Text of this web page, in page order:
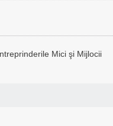
Mici şi Mijlocii